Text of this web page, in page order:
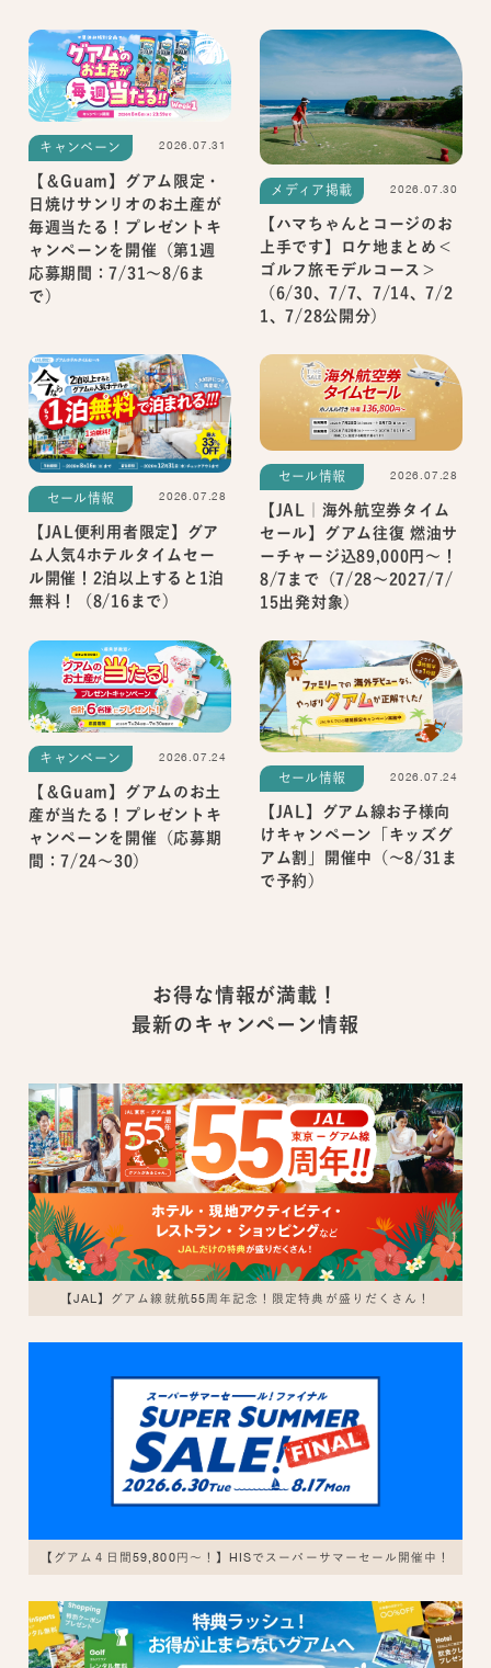
キャンペーン 2026.07.31
【＆Guam】グアム限定・
日焼けサンリオのお土産が
毎週当たる！プレゼントキ
ャンペーンを開催（第1週
応募期間：7/31～8/6ま
で）
メディア掲載 2026.07.30
【ハマちゃんとコージのお
上手です】ロケ地まとめ＜
ゴルフ旅モデルコース＞
（6/30、7/7、7/14、7/2
1、7/28公開分）
セール情報 2026.07.28
【JAL便利用者限定】グア
ム人気4ホテルタイムセー
ル開催！2泊以上すると1泊
無料！（8/16まで）
セール情報 2026.07.28
【JAL｜海外航空券タイム
セール】グアム往復 燃油サ
ーチャージ込89,000円～！
8/7まで（7/28～2027/7/
15出発対象）
キャンペーン 2026.07.24
【＆Guam】グアムのお土
産が当たる！プレゼントキ
ャンペーンを開催（応募期
間：7/24～30）
セール情報 2026.07.24
【JAL】グアム線お子様向
けキャンペーン「キッズグ
アム割」開催中（～8/31ま
で予約）
お得な情報が満載！
最新のキャンペーン情報
【JAL】グアム線就航55周年記念！限定特典が盛りだくさん！
【グアム４日間59,800円～！】HISでスーパーサマーセール開催中！